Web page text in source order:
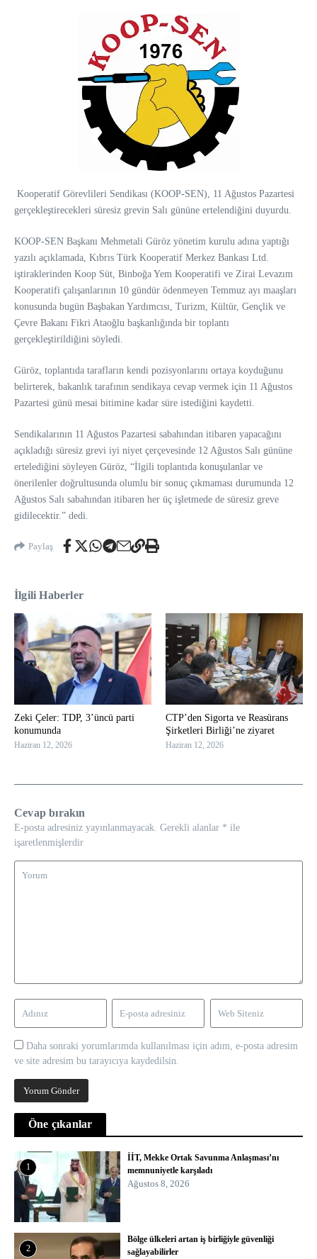
Kooperatif Görevlileri Sendikası (KOOP-SEN), 11 Ağustos Pazartesi
gerçekleştirecekleri süresiz grevin Salı gününe ertelendiğini duyurdu.
KOOP-SEN Başkanı Mehmetali Güröz yönetim kurulu adına yaptığı
yazılı açıklamada, Kıbrıs Türk Kooperatif Merkez Bankası Ltd.
iştiraklerinden Koop Süt, Binboğa Yem Kooperatifi ve Zirai Levazım
Kooperatifi çalışanlarının 10 gündür ödenmeyen Temmuz ayı maaşları
konusunda bugün Başbakan Yardımcısı, Turizm, Kültür, Gençlik ve
Çevre Bakanı Fikri Ataoğlu başkanlığında bir toplantı
gerçekleştirildiğini söyledi.
Güröz, toplantıda tarafların kendi pozisyonlarını ortaya koyduğunu
belirterek, bakanlık tarafının sendikaya cevap vermek için 11 Ağustos
Pazartesi günü mesai bitimine kadar süre istediğini kaydetti.
Sendikalarının 11 Ağustos Pazartesi sabahından itibaren yapacağını
açıkladığı süresiz grevi iyi niyet çerçevesinde 12 Ağustos Salı gününe
ertelediğini söyleyen Güröz, “İlgili toplantıda konuşulanlar ve
önerilenler doğrultusunda olumlu bir sonuç çıkmaması durumunda 12
Ağustos Salı sabahından itibaren her üç işletmede de süresiz greve
gidilecektir.” dedi.
Paylaş
İlgili Haberler
Zeki Çeler: TDP, 3’üncü parti
konumunda
Haziran 12, 2026
CTP’den Sigorta ve Reasürans
Şirketleri Birliği’ne ziyaret
Haziran 12, 2026
Cevap bırakın
E-posta adresiniz yayınlanmayacak. Gerekli alanlar * ile
işaretlenmişlerdir
Daha sonraki yorumlarımda kullanılması için adım, e-posta adresim
ve site adresim bu tarayıcıya kaydedilsin.
Öne çıkanlar
1
İİT, Mekke Ortak Savunma Anlaşması’nı
memnuniyetle karşıladı
Ağustos 8, 2026
2
Bölge ülkeleri artan iş birliğiyle güvenliği
sağlayabilirler